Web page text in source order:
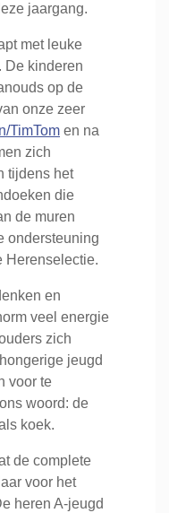
jaargang.
met leuke
De kinderen
op de
onze zeer
TimTom en na
zich
tijdens het
die
de muren
ondersteuning
Herenselectie.
en
veel energie
zich
jeugd
voor te
woord: de
koek.
de complete
voor het
heren A-jeugd